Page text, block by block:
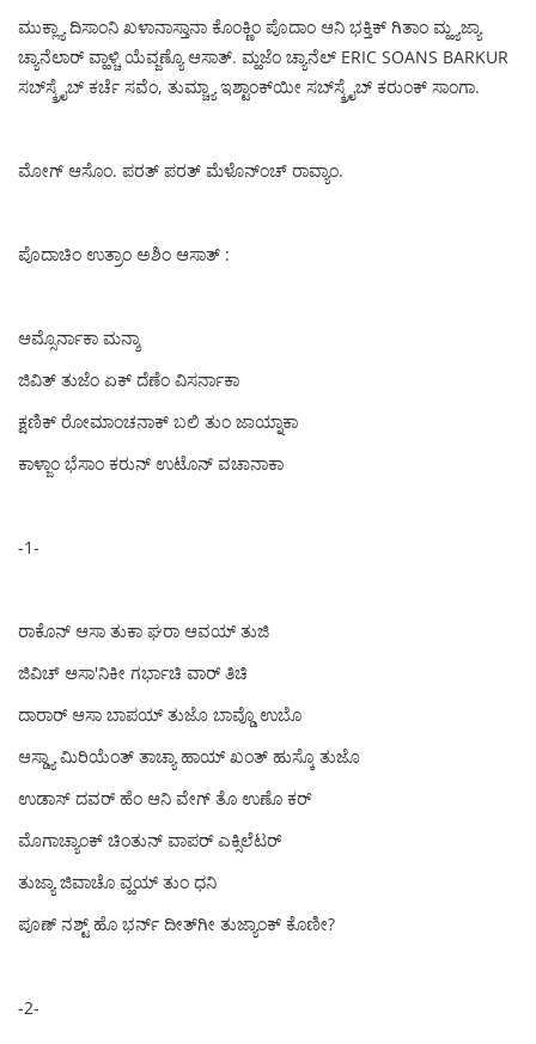
ಮುಕ್ಲ್ಯಾ ದಿಸಾಂನಿ ಖಳಾನಾಸ್ತಾನಾ ಕೊಂಕ್ಣಿಂ ಪೊದಾಂ ಆನಿ ಭಕ್ತಿಕ್ ಗಿತಾಂ ಮ್ಹ್ಯಜ್ಯಾ
ಚ್ಯಾನೆಲಾರ್ ವ್ಹಾಳ್ಚಿ ಯೆವ್ಜಣ್ಯೊ ಆಸಾತ್. ಮ್ಹಜೆಂ ಚ್ಯಾನೆಲ್ ERIC SOANS BARKUR
ಸಬ್‌ಸ್ಕ್ರೈಬ್ ಕರ್ಚೆ ಸವೆಂ, ತುಮ್ಚ್ಯಾ ಇಶ್ಟಾಂಕ್‌ಯೀ ಸಬ್‌ಸ್ಕ್ರೈಬ್ ಕರುಂಕ್ ಸಾಂಗಾ.
ಮೋಗ್ ಆಸೊಂ. ಪರತ್ ಪರತ್ ಮೆಳೊನ್ಂಚ್ ರಾವ್ಯಾಂ.
ಪೊದಾಚಿಂ ಉತ್ರಾಂ ಅಶಿಂ‌ ಆಸಾತ್ :
ಆಮ್ಸೊರ್ನಾಕಾ ಮನ್ಶಾ
ಜಿವಿತ್ ತುಜೆಂ ಏಕ್ ದೆಣೆಂ ವಿಸರ್ನಾಕಾ
ಕ್ಷಣಿಕ್ ರೋಮಾಂಚನಾಕ್ ಬಲಿ ತುಂ ಜಾಯ್ನಾಕಾ
ಕಾಳ್ಜಾಂ ಭೆಸಾಂ ಕ‌ರುನ್ ಉಟೊನ್ ವಚಾನಾಕಾ
-1-
ರಾಕೊನ್ ಆಸಾ ತುಕಾ ಘರಾ ಆವಯ್ ತುಜಿ
ಜಿವಿಚ್ ಆಸಾ'ನಿಕೀ ಗರ್ಭಾಚಿ ವಾರ್ ತಿಚಿ
ದಾರಾರ್ ಆಸಾ ಬಾಪಯ್ ತುಜೊ ಬಾವ್ಡೊ ಉಬೊ
ಆಸ್ಡ್ಯಾ ಮಿರಿಯೆಂತ್ ತಾಚ್ಯಾ ಹಾಯ್ ಖಂತ್ ಹುಸ್ಕೊ ತುಜೊ
ಉಡಾಸ್ ದವರ್ ಹೆಂ ಆನಿ ವೇಗ್ ತೊ ಉಣೊ ಕರ್
ಮೊಗಾಚ್ಯಾಂಕ್ ಚಿಂತುನ್ ವಾಪರ್ ಎಕ್ಸಿಲೆಟರ್
ತುಜ್ಯಾ ಜಿವಾಚೊ ವ್ಹಯ್ ತುಂ ಧನಿ
ಪೂಣ್ ನಶ್ಟ್ ಹೊ ಭರ್ನ್ ದೀತ್‌ಗೀ ತುಜ್ಯಾಂಕ್ ಕೊಣೀ?
-2-